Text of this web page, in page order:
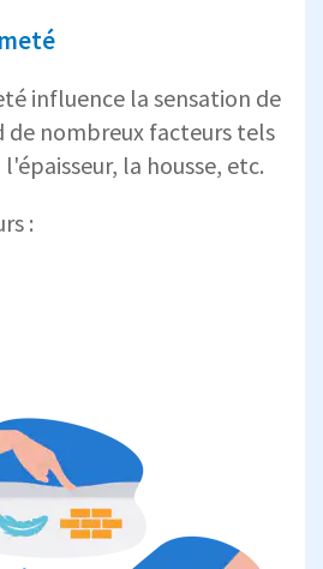
influence la sensation de
nombreux facteurs tels
la housse, etc.
: